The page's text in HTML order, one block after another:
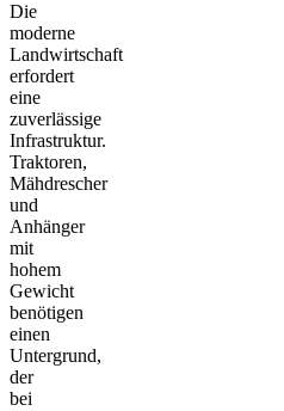
Die
moderne
Landwirtschaft
erfordert
eine
zuverlässige
Infrastruktur.
Traktoren,
Mähdrescher
und
Anhänger
mit
hohem
Gewicht
benötigen
einen
Untergrund,
der
bei